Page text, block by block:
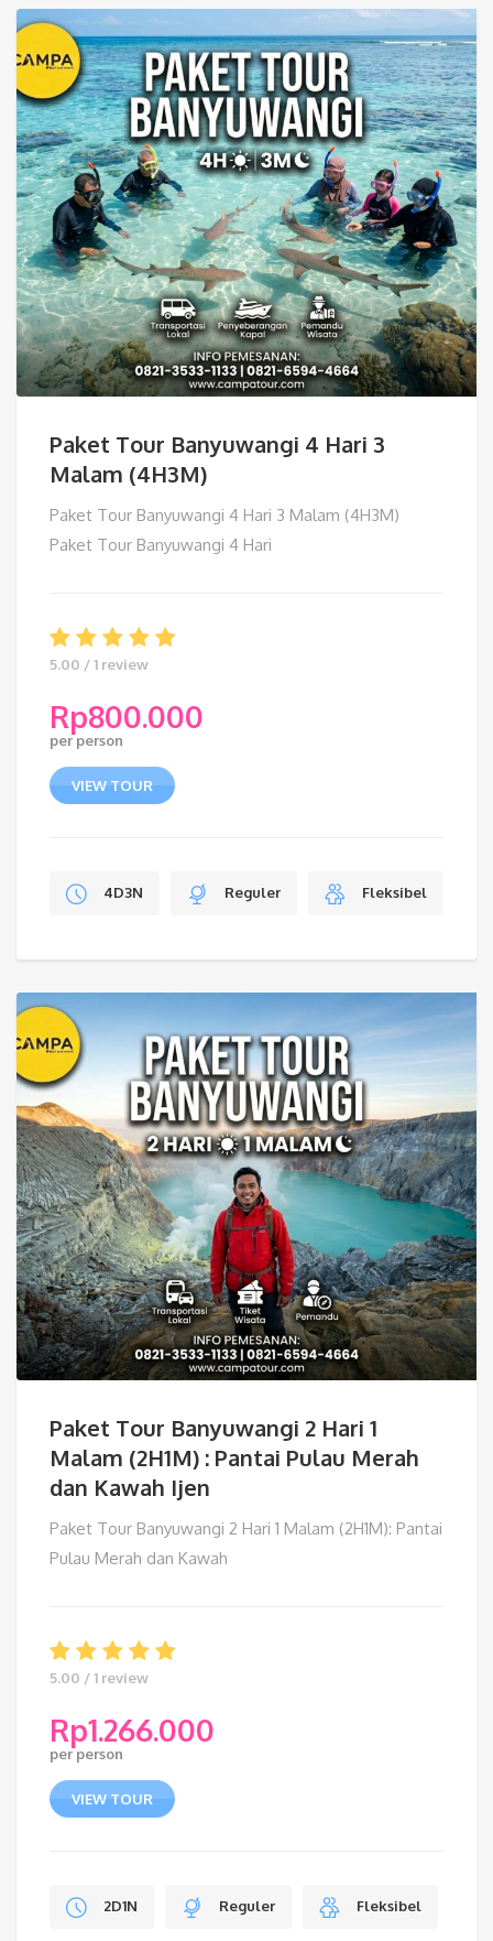
Paket Tour Banyuwangi 4 Hari 3
Malam (4H3M)
Paket Tour Banyuwangi 4 Hari 3 Malam (4H3M)
Paket Tour Banyuwangi 4 Hari
5.00 / 1 review
Rp800.000
per person
VIEW TOUR
4D3N Reguler Fleksibel
Paket Tour Banyuwangi 2 Hari 1
Malam (2H1M) : Pantai Pulau Merah
dan Kawah Ijen
Paket Tour Banyuwangi 2 Hari 1 Malam (2H1M): Pantai
Pulau Merah dan Kawah
5.00 / 1 review
Rp1.266.000
per person
VIEW TOUR
2D1N Reguler Fleksibel